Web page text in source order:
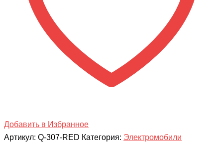
Добавить в Избранное
Артикул: Q-307-RED Категория: Электромобили